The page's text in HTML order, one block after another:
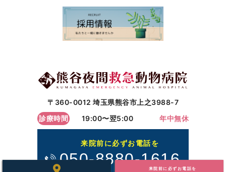
〒360-0012 埼玉県熊谷市上之3988-7
診療時間
19:00〜翌5:00 年中無休
来院前に必ずお電話を
050-8880-1616
来院前に必ずお電話を